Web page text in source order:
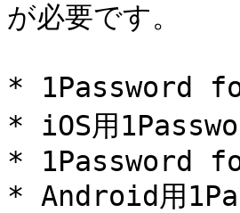
が必要です。
* 1Password
* iOS用
* 1Password
* Android用